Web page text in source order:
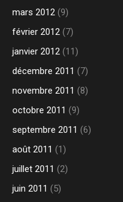
mars 2012 (9)
février 2012 (7)
janvier 2012 (11)
décembre 2011 (7)
novembre 2011 (8)
octobre 2011 (9)
septembre 2011 (6)
août 2011 (1)
juillet 2011 (2)
juin 2011 (5)